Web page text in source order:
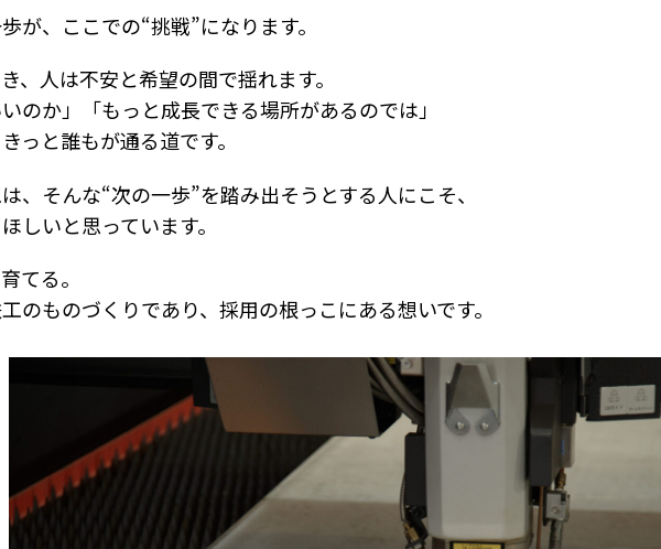
が、ここでの“挑戦”になります。
、人は不安と希望の間で揺れます。
いのか」「もっと成長できる場所があるのでは」
っと誰もが通る道です。
、そんな“次の一歩”を踏み出そうとする人にこそ、
しいと思っています。
てる。
のものづくりであり、採用の根っこにある想いです。